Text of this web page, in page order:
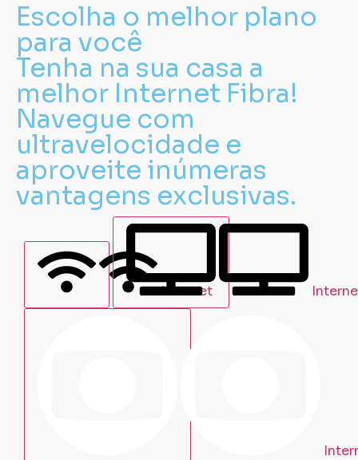
Escolha o melhor plano
para você
Tenha na sua casa a
melhor Internet Fibra!
Navegue com
ultravelocidade e
aproveite inúmeras
vantagens exclusivas.
Internet